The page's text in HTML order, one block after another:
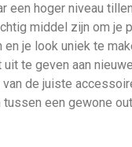
een hoger niveau
middel zijn om je
en je look uniek te
te geven aan
de juiste
een gewone